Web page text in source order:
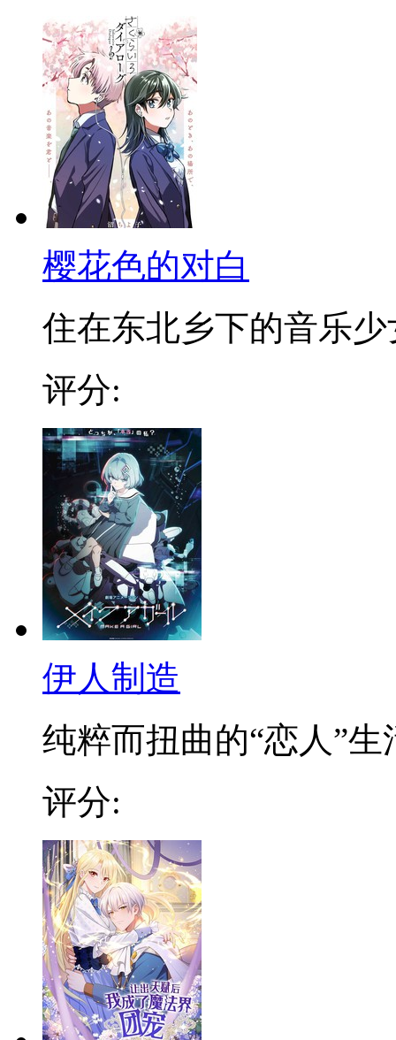
樱花色的对白
住在东北乡下的音乐少
评分:
伊人制造
纯粹而扭曲的“恋人”生
评分: